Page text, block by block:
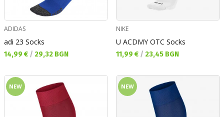
ADIDAS
adi 23 Socks
Текуща цена:
14,99 € / 29,32 BGN
NIKE
U ACDMY OTC Socks
Текуща цена:
11,99 € / 23,45 BGN
NEW NEW